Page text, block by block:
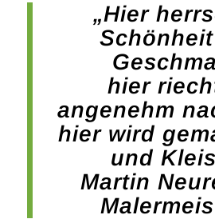
„Hier
hier
angenehm
hier wird
und
Martin